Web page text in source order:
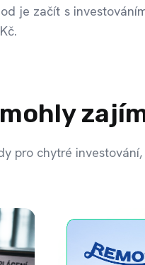
je začít s
pro chytré